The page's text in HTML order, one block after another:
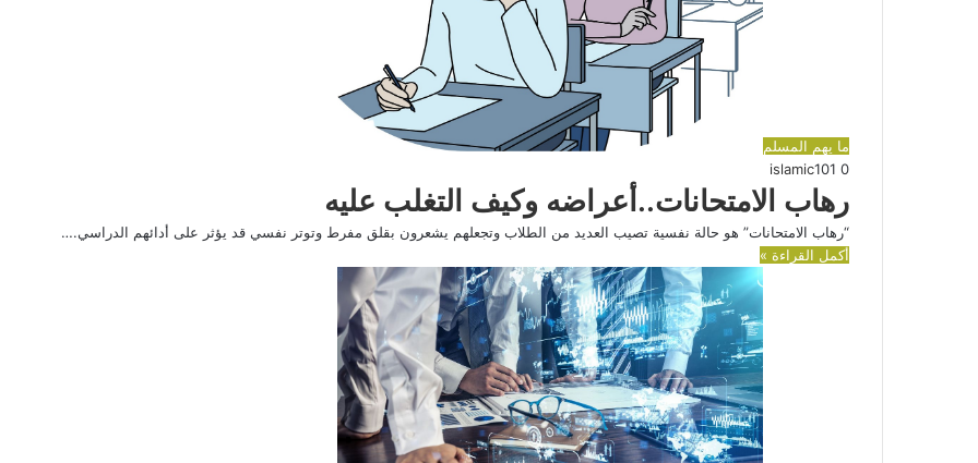
ما يهم المسلم
islamic
0
رهاب الامتحانات..أعراضه وكيف التغلب عليه
“رهاب الامتحانات” هو حالة نفسية تصيب العديد من الطلاب وتجعلهم يشعرون بقلق مفرط وتوتر نفسي قد يؤثر على أدائهم الدراسي.…
أكمل القراءة »